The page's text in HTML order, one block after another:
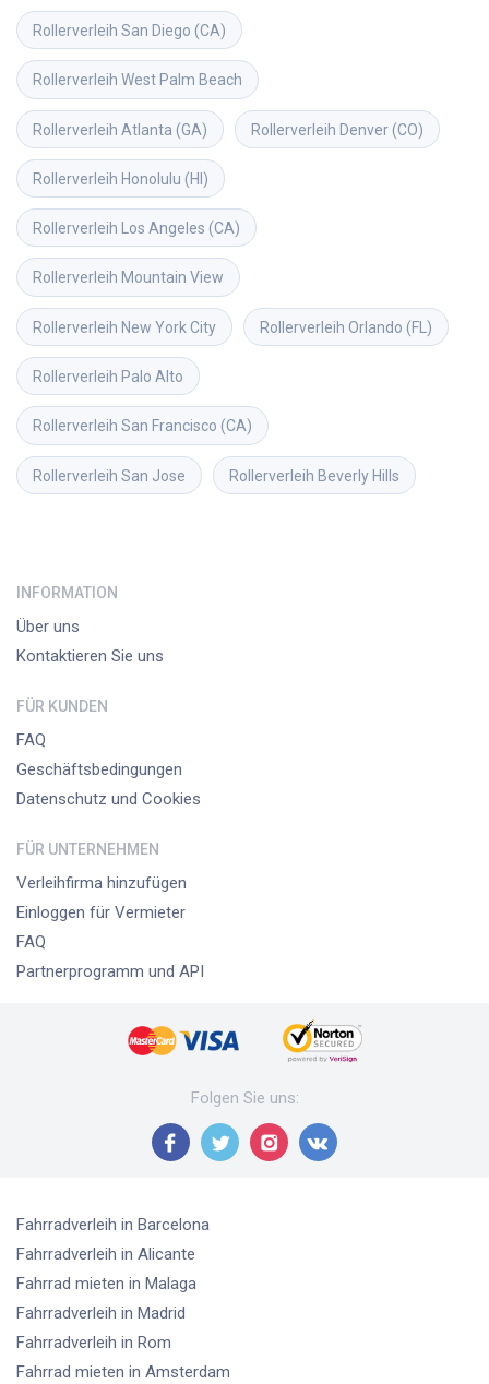
Rollerverleih San Diego (CA)
Rollerverleih West Palm Beach
Rollerverleih Atlanta (GA) Rollerverleih Denver (CO)
Rollerverleih Honolulu (HI)
Rollerverleih Los Angeles (CA)
Rollerverleih Mountain View
Rollerverleih New York City Rollerverleih Orlando (FL)
Rollerverleih Palo Alto
Rollerverleih San Francisco (CA)
Rollerverleih San Jose Rollerverleih Beverly Hills
INFORMATION
Über uns
Kontaktieren Sie uns
FÜR KUNDEN
FAQ
Geschäftsbedingungen
Datenschutz und Cookies
FÜR UNTERNEHMEN
Verleihfirma hinzufügen
Einloggen für Vermieter
FAQ
Partnerprogramm und API
Folgen Sie uns:
Fahrradverleih in Barcelona
Fahrradverleih in Alicante
Fahrrad mieten in Malaga
Fahrradverleih in Madrid
Fahrradverleih in Rom
Fahrrad mieten in Amsterdam